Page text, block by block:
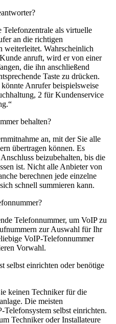
Telefonzentrale als virtuelle
an die richtigen
weiterleitet. Wahrscheinlich
anruft, wird er von einer
die ihn anschließend
Taste zu drücken.
Anrufer beispielsweise
2 für Kundenservice
behalten?
an, mit der Sie alle
übertragen können. Es
beizubehalten, bis die
ist. Nicht alle Anbieter von
berechnen jede einzelne
schnell summieren kann.
Telefonnummer, um VoIP zu
zur Auswahl für Ihr
VoIP-Telefonnummer
Vorwahl.
selbst einrichten oder benötige
keinen Techniker für die
Die meisten
selbst einrichten.
Techniker oder Installateure